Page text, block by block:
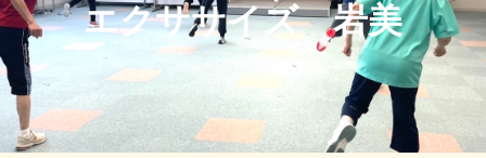
エクササイズ 岩美